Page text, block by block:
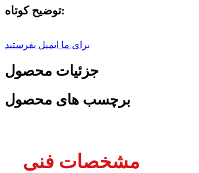
توضیح کوتاه:
برای ما ایمیل بفرستید
جزئیات محصول
برچسب های محصول
مشخصات فنی